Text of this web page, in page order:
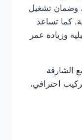
وضمان تشغيل
كما تساعد
وزيادة عمر
الشارقة
احترافي،